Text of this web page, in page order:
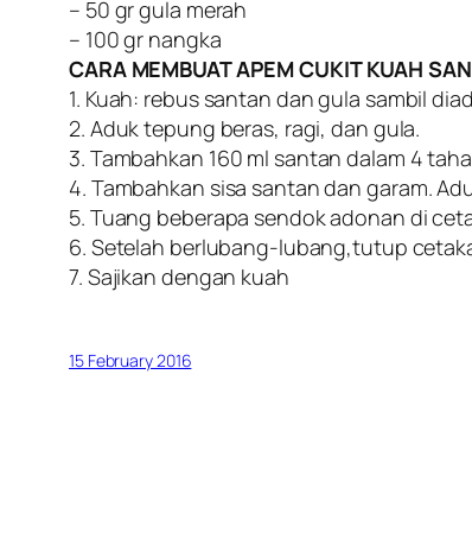
– 50 gr gula merah
– 100 gr nangka
CARA MEMBUAT APEM CUKIT KUAH
1. Kuah: rebus santan dan gula sambil
2. Aduk tepung beras, ragi, dan gula.
3. Tambahkan 160 ml santan dalam 4
4. Tambahkan sisa santan dan garam.
5. Tuang beberapa sendok adonan di
6. Setelah berlubang-lubang,tutup
7. Sajikan dengan kuah
15 February 2016